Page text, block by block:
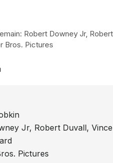
Robert Downey Jr,
Bros. Pictures
Jr, Robert Duvall,
Pictures